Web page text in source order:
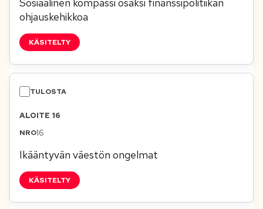
ohjauskehikkoa
KÄSITELTY
ALOITE 16
16
Ikääntyvän väestön ongelmat
KÄSITELTY